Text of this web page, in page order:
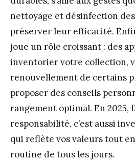
nettoyage et désinfection
préserver leur efficacité.
joue un rôle croissant : des
inventorier votre collection,
renouvellement de certains
proposer des conseils
rangement optimal. En 2025,
responsabilité, c’est aussi
qui reflète vos valeurs tout
routine de tous les jours.